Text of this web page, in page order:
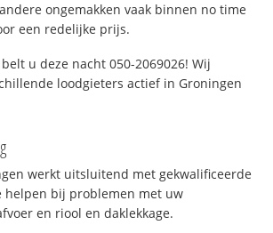
ongemakken vaak binnen no time
een redelijke prijs.
belt u deze nacht 050-2069026! Wij
loodgieters actief in Groningen
werkt uitsluitend met gekwalificeerde
helpen bij problemen met uw
en riool en daklekkage.